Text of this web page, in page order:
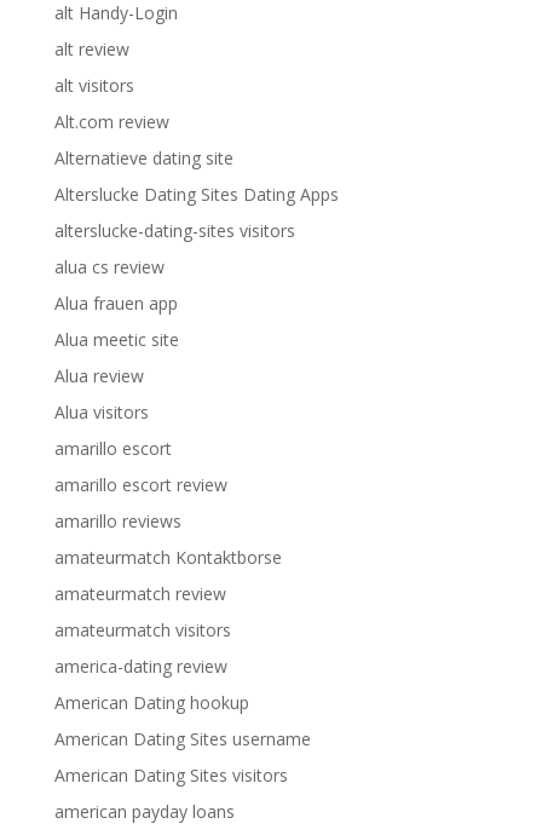
alt Handy-Login
alt review
alt visitors
Alt.com review
Alternatieve dating site
Alterslucke Dating Sites Dating Apps
alterslucke-dating-sites visitors
alua cs review
Alua frauen app
Alua meetic site
Alua review
Alua visitors
amarillo escort
amarillo escort review
amarillo reviews
amateurmatch Kontaktborse
amateurmatch review
amateurmatch visitors
america-dating review
American Dating hookup
American Dating Sites username
American Dating Sites visitors
american payday loans